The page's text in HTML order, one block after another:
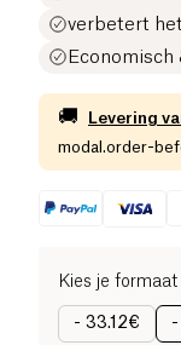
verbetert
Economisch
🚚 Levering
modal.order-
Kies je formaat
- 33.12€ -